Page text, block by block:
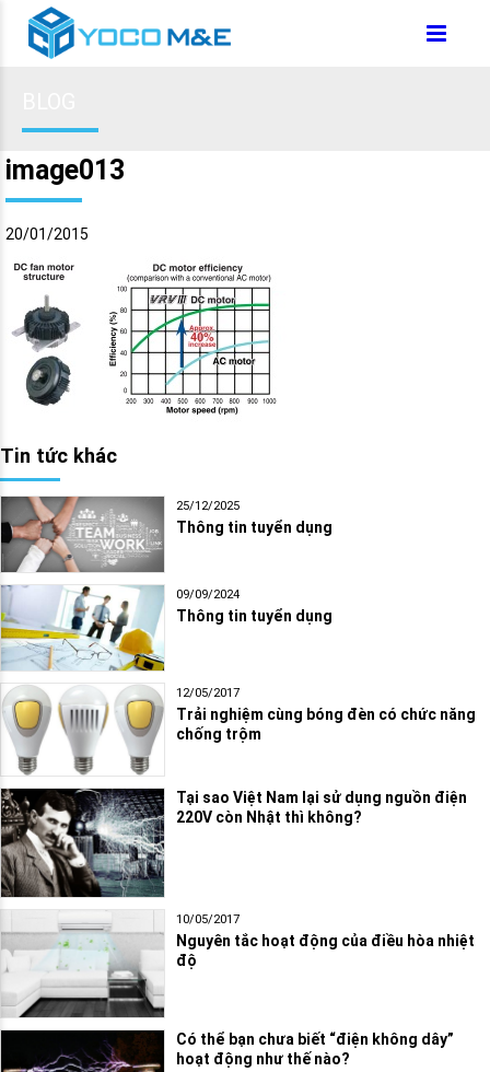
image013
20/01/2015
Tin tức khác
25/12/2025
Thông tin tuyển dụng
09/09/2024
Thông tin tuyển dụng
12/05/2017
Trải nghiệm cùng bóng đèn có chức năng
chống trộm
Tại sao Việt Nam lại sử dụng nguồn điện
220V còn Nhật thì không?
10/05/2017
Nguyên tắc hoạt động của điều hòa nhiệt
độ
Có thể bạn chưa biết “điện không dây”
hoạt động như thế nào?